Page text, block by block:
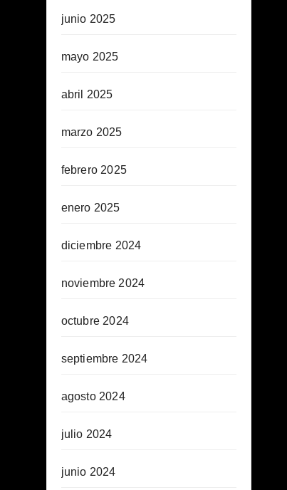
junio 2025
mayo 2025
abril 2025
marzo 2025
febrero 2025
enero 2025
diciembre 2024
noviembre 2024
octubre 2024
septiembre 2024
agosto 2024
julio 2024
junio 2024